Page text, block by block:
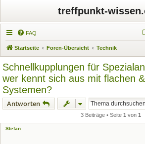
treffpunkt-
FAQ
Startseite Foren-Übersicht Technik
Schnellkupplungen für
wer kennt sich aus mit flachen
Systemen?
Antworten
3 Beiträge • Seite 1 von 1
Stefan